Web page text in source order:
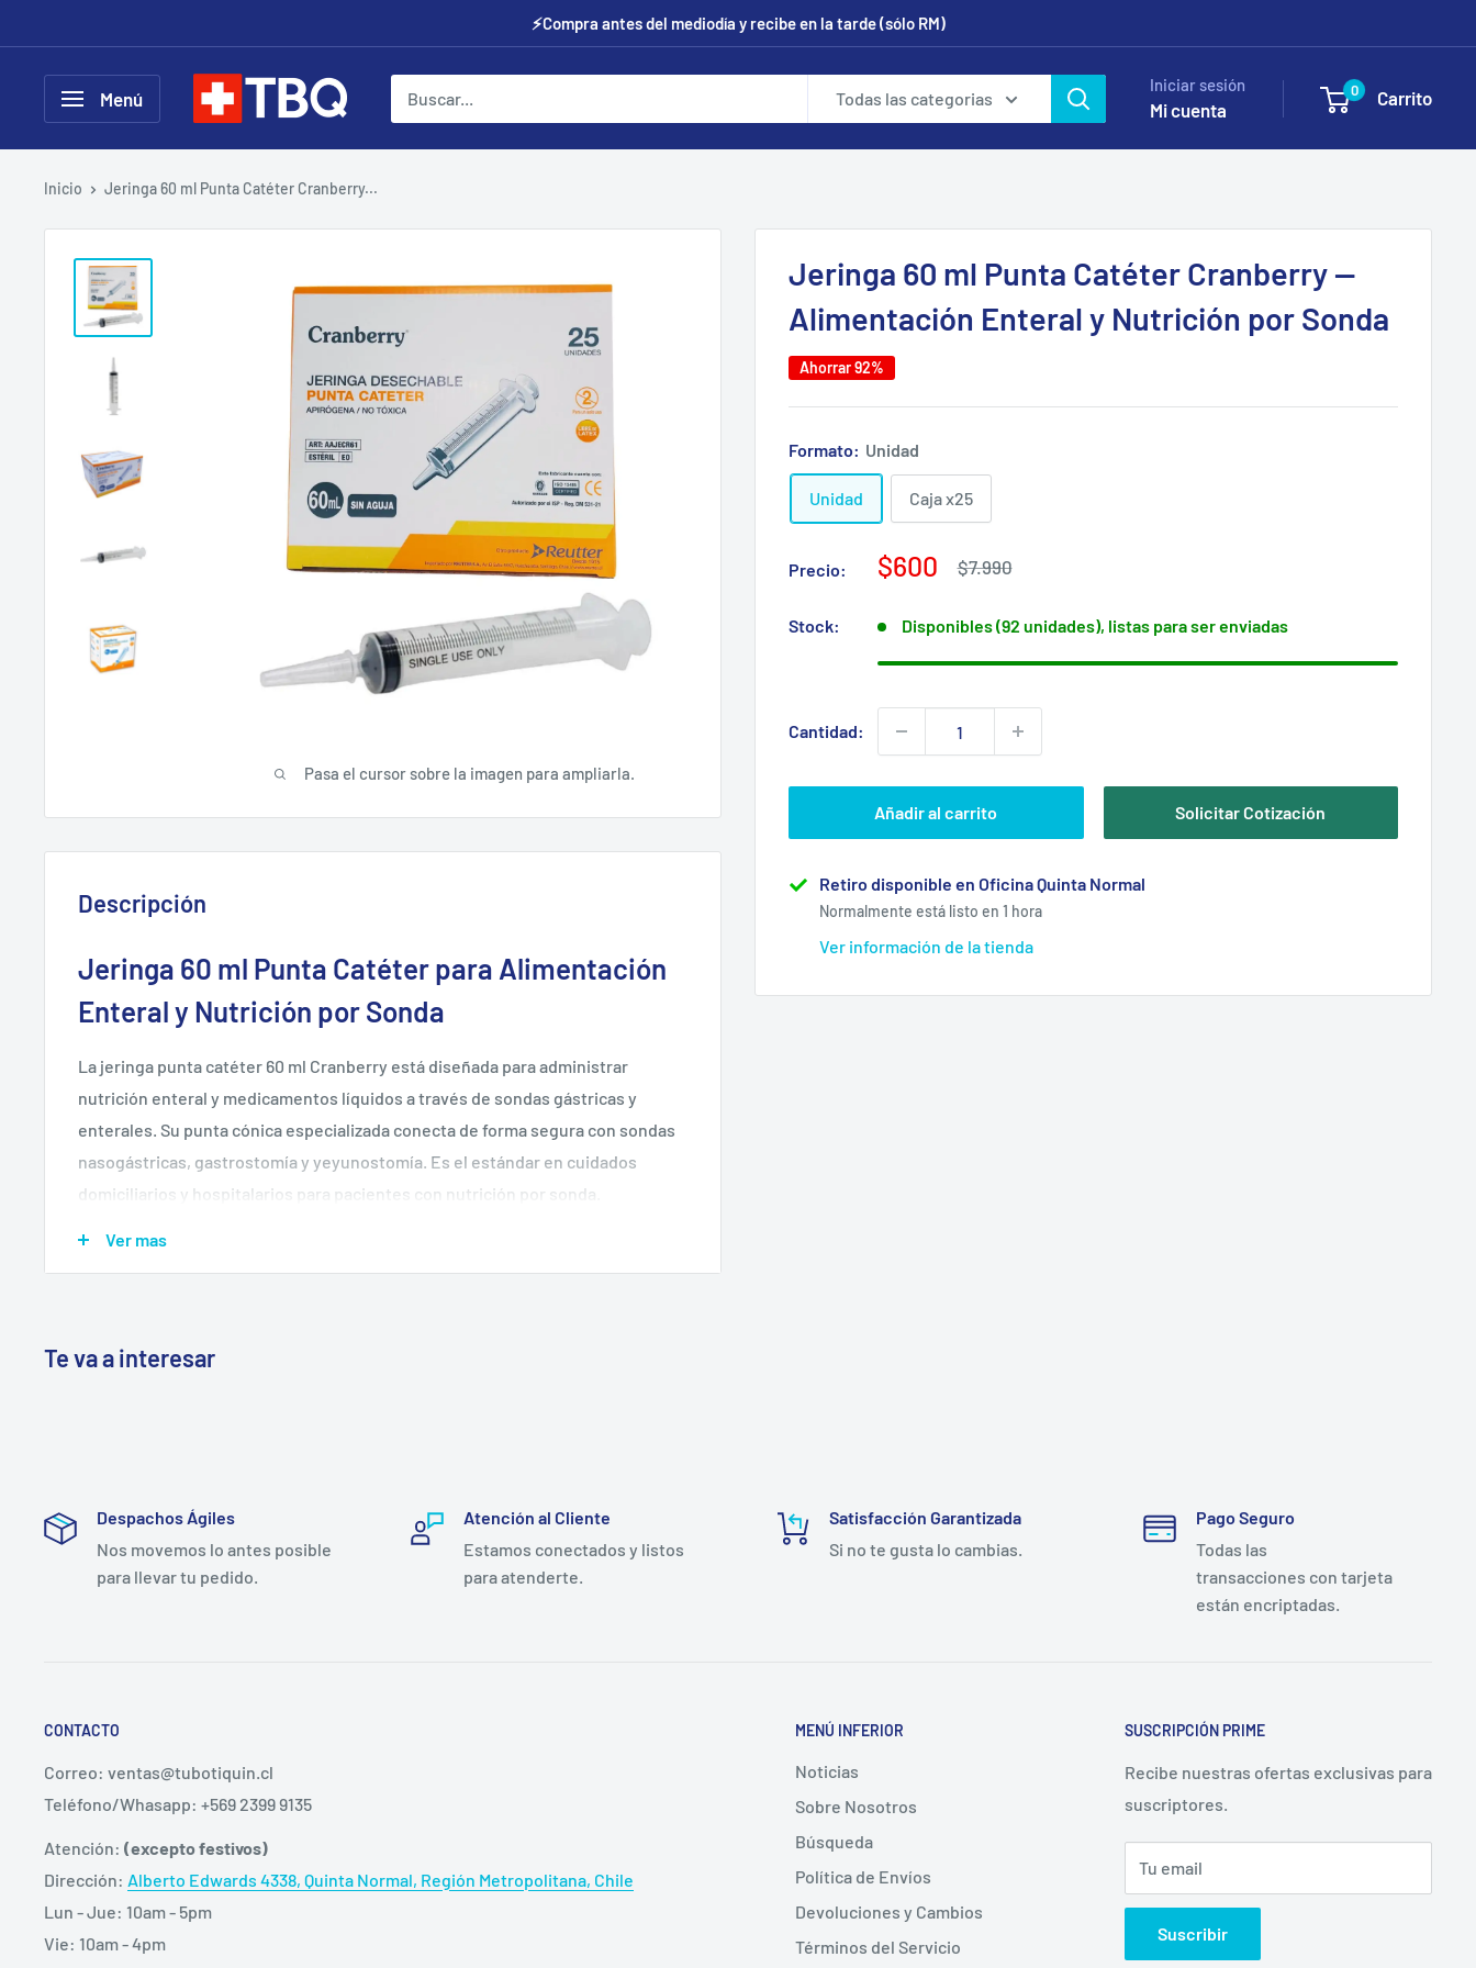
directamente
contenido
⚡Compra antes del mediodía y recibe en la tarde (sólo RM)
Menú tubotiquin.cl Todas las categorias
Iniciar sesión
Mi cuenta
0 Carrito
Inicio Jeringa 60 ml Punta Catéter Cranberry...
Pasa el cursor sobre la imagen para ampliarla.
Jeringa 60 ml Punta Catéter Cranberry —
Alimentación Enteral y Nutrición por Sonda
Ahorrar 92%
Formato: Unidad
Unidad Caja x25
Precio:
Precio
venta
$600
Precio
$7.990
Stock: Disponibles (92 unidades), listas para ser enviadas
Cantidad:
Añadir al carrito Solicitar Cotización
Retiro disponible en Oficina Quinta Normal
Normalmente está listo en 1 hora
Ver información de la tienda
Descripción
Jeringa 60 ml Punta Catéter para Alimentación
Enteral y Nutrición por Sonda
La jeringa punta catéter 60 ml Cranberry está diseñada para administrar
nutrición enteral y medicamentos líquidos a través de sondas gástricas y
enterales. Su punta cónica especializada conecta de forma segura con sondas
nasogástricas, gastrostomía y yeyunostomía. Es el estándar en cuidados
domiciliarios y hospitalarios para pacientes con nutrición por sonda.
🔌Punta catéter especializada
enterales sin riesgo de desconexión
🏅Registro ISP DM 398/15
— certificada para uso médico en Chile
📦Disponible por unidad o caja x25
— para uso ocasional o tratamiento
prolongado
Émbolo de deslizamiento suave:
una administración lenta y controlada, reduciendo el riesgo de distensión
gástrica y reflujo.
Ver mas
Te va a interesar
Despachos Ágiles
Nos movemos lo antes posible
para llevar tu pedido.
Atención al Cliente
Estamos conectados y listos
para atenderte.
Satisfacción Garantizada
Si no te gusta lo cambias.
Pago Seguro
Todas las
transacciones con tarjeta
están encriptadas.
CONTACTO
Correo: ventas@tubotiquin.cl
Teléfono/Whasapp: +569 2399 9135
Atención: (excepto festivos)
Dirección: Alberto Edwards 4338, Quinta Normal, Región Metropolitana, Chile
Lun - Jue: 10am - 5pm
Vie: 10am - 4pm
MENÚ INFERIOR
Noticias
Sobre Nosotros
Búsqueda
Política de Envíos
Devoluciones y Cambios
Términos del Servicio
SUSCRIPCIÓN PRIME
Recibe nuestras ofertas exclusivas para
suscriptores.
Tu email
Suscribir